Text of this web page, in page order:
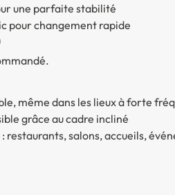
une parfaite stabilité
pour changement rapide
même dans les lieux à forte
grâce au cadre incliné
: restaurants, salons, accueils,